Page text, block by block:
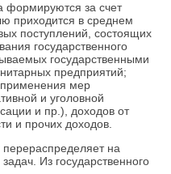
формируются за счет
приходится в среднем
поступлений, состоящих
государственного
государственными
предприятий;
применения мер
и уголовной
и пр.), доходов от
и прочих доходов.
перераспределяет на
Из государственного